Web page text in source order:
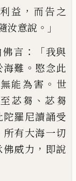
益 ， 而告之
汝意說 。」
佛言 ：「我與
海難 。 愍念此
能為害 。 世
苾芻 、 苾芻
陀羅尼讀誦受
所有大海一切
佛威力 ， 即說